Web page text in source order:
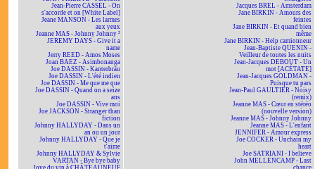
Jean-Pierre CASSEL - On
s'accorde et on [White Label]
Jeane MANSON - Les larmes
aux yeux
Jeanne MAS - Johnny Johnny ²
JEREMY DAYS - Give it a
name
Jerry REED - Amos Moses
Joan BAEZ - Asimbonanga
Joe DASSIN - Kanterbräu
Joe DASSIN - L'été indien
Joe DASSIN - Me que me que
Joe DASSIN - Quand on a seize
ans
Joe DASSIN - Vive moi
Joe JACKSON - Stranger than
fiction
Johnny HALLYDAY - Dans un
an ou un jour
Johnny HALLYDAY - Que je
t'aime
Johnny HALLYDAY & Sylvie
VARTAN - Bye bye baby
Joye du vin à CHÂTEAUNEUF
Jacques BREL - Amsterdam
Jane BIRKIN - Amours des
feintes
Jane BIRKIN - Et quand bien
même
Jane BIRKIN - Help camionneur
Jean-Baptiste QUENIN -
Veilleur de toutes les nuits
Jean-Jacques DEBOUT - Un
mot [ACÉTATE]
Jean-Jacques GOLDMAN -
Puisque tu pars
Jean-Paul GAULTIER - Noisy
(remix)
Jeanne MAS - Cœur en stéréo
(nouvelle version)
Jeanne MAS - Johnny Johnny
Jeanne MAS - L'enfant
JENNIFER - Amour express
Joe COCKER - Unchain my
heart
Joe SATRIANI - I believe
John MELLENCAMP - Last
chance